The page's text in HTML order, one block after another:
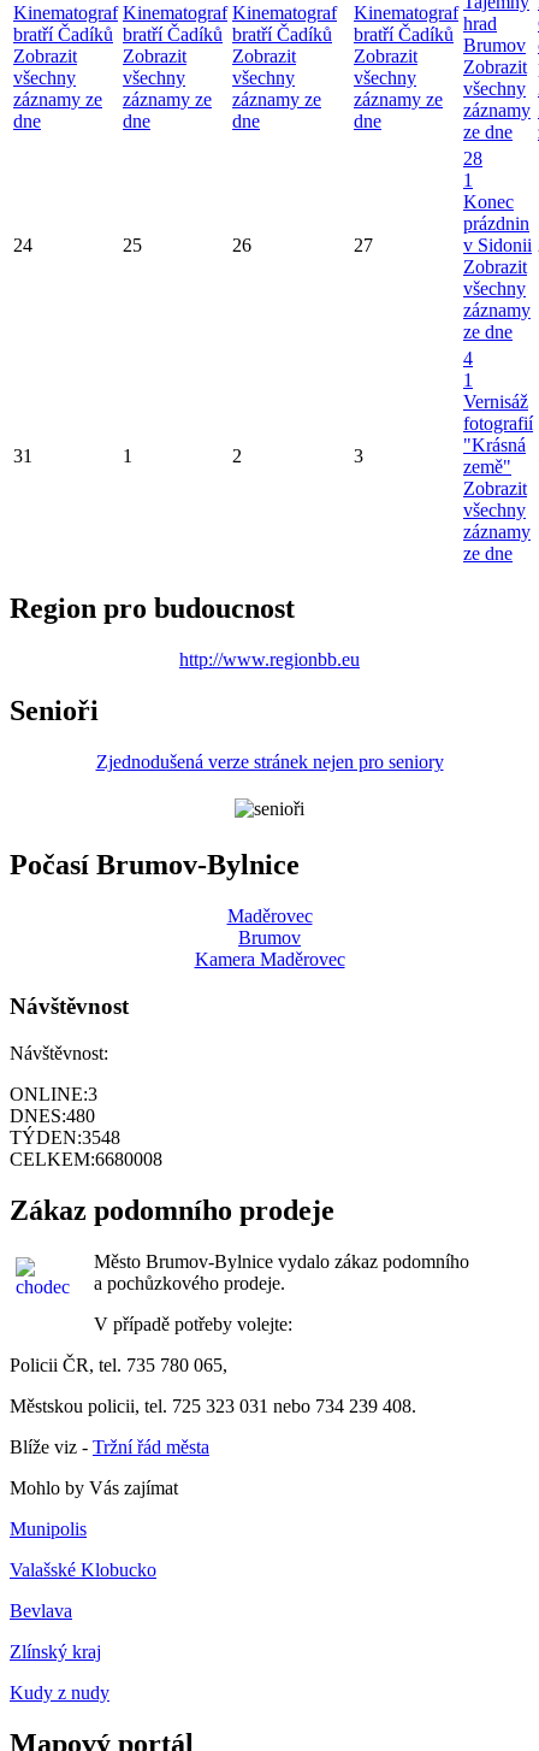
Kinematograf
bratří Čadíků
Zobrazit
všechny
záznamy ze
dne
Kinematograf
bratří Čadíků
Zobrazit
všechny
záznamy ze
dne
Kinematograf
bratří Čadíků
Zobrazit
všechny
záznamy ze
dne
Kinematograf
bratří Čadíků
Zobrazit
všechny
záznamy ze
dne
hrad
Brumov
Zobrazit
všechny
záznamy
ze dne
24 25 26 27
28
1
Konec
prázdnin
v Sidonii
Zobrazit
všechny
záznamy
ze dne
31 1 2 3
4
1
Vernisáž
fotografií
"Krásná
země"
Zobrazit
všechny
záznamy
ze dne
Region pro budoucnost
http://www.regionbb.eu
Senioři
Zjednodušená verze stránek nejen pro seniory
Počasí Brumov-Bylnice
Maděrovec
Brumov
Kamera Maděrovec
Návštěvnost
Návštěvnost:
ONLINE:3
DNES:480
TÝDEN:3548
CELKEM:6680008
Zákaz podomního prodeje
Město Brumov-Bylnice vydalo zákaz podomního
a pochůzkového prodeje.
V případě potřeby volejte:
Policii ČR, tel. 735 780 065,
Městskou policii, tel. 725 323 031 nebo 734 239 408.
Blíže viz - Tržní řád města
Mohlo by Vás zajímat
Munipolis
Valašské Klobucko
Bevlava
Zlínský kraj
Kudy z nudy
Mapový portál